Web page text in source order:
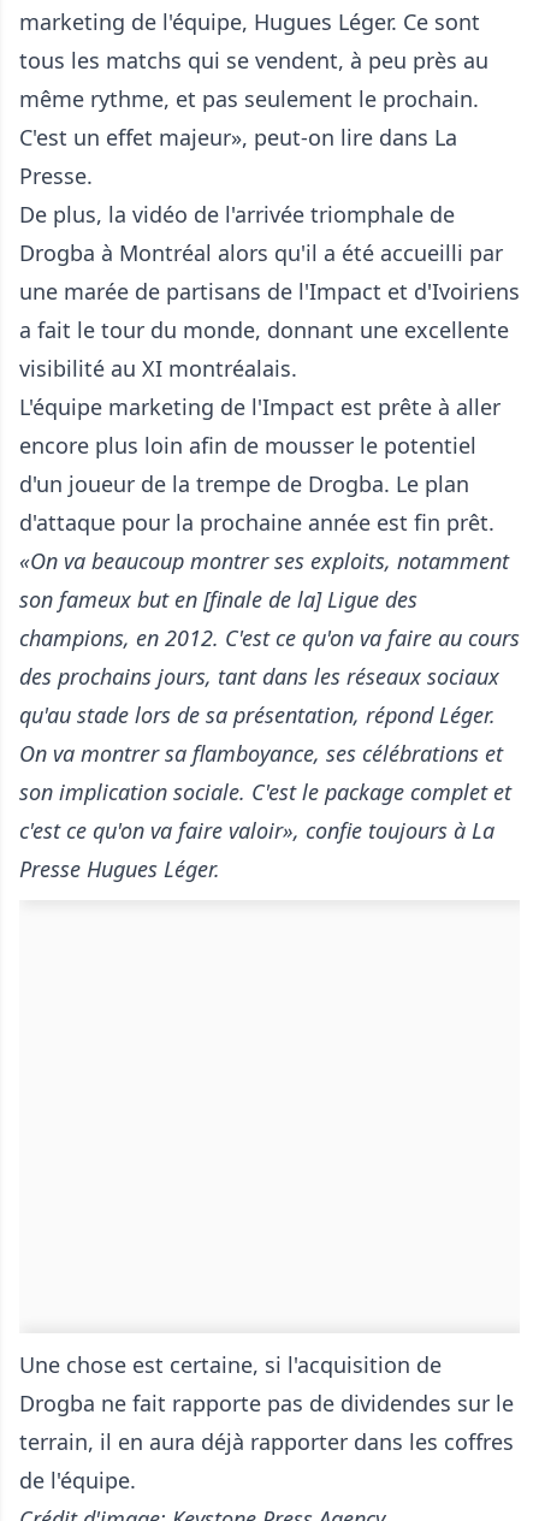
marketing de l'équipe, Hugues Léger. Ce sont
tous les matchs qui se vendent, à peu près au
même rythme, et pas seulement le prochain.
C'est un effet majeur», peut-on lire dans La
Presse.
De plus, la vidéo de l'arrivée triomphale de
Drogba à Montréal alors qu'il a été accueilli par
une marée de partisans de l'Impact et d'Ivoiriens
a fait le tour du monde, donnant une excellente
visibilité au XI montréalais.
L'équipe marketing de l'Impact est prête à aller
encore plus loin afin de mousser le potentiel
d'un joueur de la trempe de Drogba. Le plan
d'attaque pour la prochaine année est fin prêt.
«On va beaucoup montrer ses exploits, notamment
son fameux but en [finale de la] Ligue des
champions, en 2012. C'est ce qu'on va faire au cours
des prochains jours, tant dans les réseaux sociaux
qu'au stade lors de sa présentation, répond Léger.
On va montrer sa flamboyance, ses célébrations et
son implication sociale. C'est le package complet et
c'est ce qu'on va faire valoir», confie toujours à La
Presse Hugues Léger.
Une chose est certaine, si l'acquisition de
Drogba ne fait rapporte pas de dividendes sur le
terrain, il en aura déjà rapporter dans les coffres
de l'équipe.